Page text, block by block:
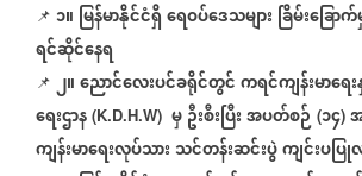
📌 ၁။ မြန်မာနိုင်ငံရှိရေဝပ်ဒေသများ ခြိမ်းခြော
ရင်ဆိုင်နေရ
📌 ၂။ညောင်လေးပင်ခရိုင်တွင်ကရင်ကျန်းမာရေ
ရေးဌာန (K.D.H.W) မှဦးစီးပြီးအပတ်စဉ် (၁၄)
ကျန်းမာရေးလုပ်သားသင်တန်းဆင်းပွဲကျင်းပပ